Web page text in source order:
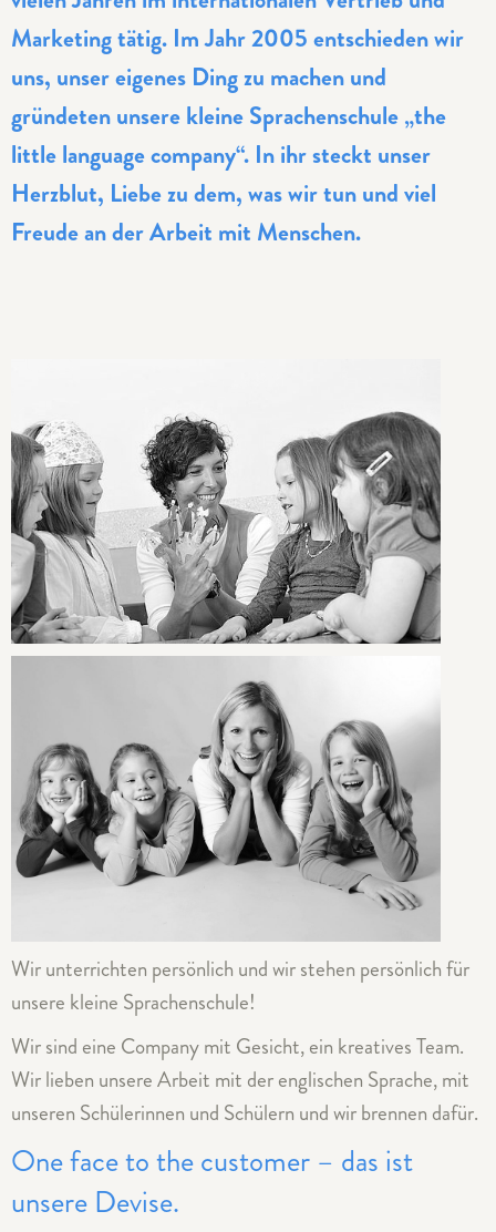
Marketing tätig. Im Jahr 2005 entschieden wir
uns, unser eigenes Ding zu machen und
gründeten unsere kleine Sprachenschule „the
little language company“. In ihr steckt unser
Herzblut, Liebe zu dem, was wir tun und viel
Freude an der Arbeit mit Menschen.
Wir unterrichten persönlich und wir stehen persönlich für
unsere kleine Sprachenschule!
Wir sind eine Company mit Gesicht, ein kreatives Team.
Wir lieben unsere Arbeit mit der englischen Sprache, mit
unseren Schülerinnen und Schülern und wir brennen dafür.
One face to the customer – das ist
unsere Devise.